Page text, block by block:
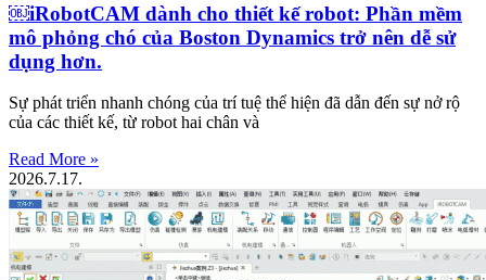
￼iRobotCAM dành cho thiết kế robot: Phần mềm
mô phỏng chó của Boston Dynamics trở nên dễ sử
dụng hơn.
Sự phát triển nhanh chóng của trí tuệ thể hiện đã dẫn đến sự nở rộ
của các thiết kế, từ robot hai chân và
Read More »
2026.7.17.